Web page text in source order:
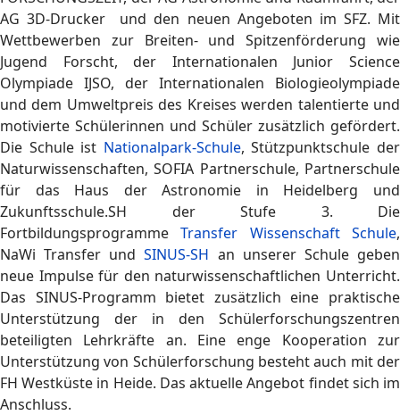
AG 3D-Drucker und den neuen Angeboten im SFZ. Mit
Wettbewerben zur Breiten- und Spitzenförderung wie
Jugend Forscht, der Internationalen Junior Science
Olympiade IJSO, der Internationalen Biologieolympiade
und dem Umweltpreis des Kreises werden talentierte und
motivierte Schülerinnen und Schüler zusätzlich gefördert.
Die Schule ist Nationalpark-Schule, Stützpunktschule der
Naturwissenschaften, SOFIA Partnerschule, Partnerschule
für das Haus der Astronomie in Heidelberg und
Zukunftsschule.SH der Stufe 3. Die
FortbildungsprogrammeTransfer Wissenschaft Schule,
NaWi Transfer undSINUS-SH an unserer Schule geben
neue Impulse für den naturwissenschaftlichen Unterricht.
Das SINUS-Programm bietet zusätzlich eine praktische
Unterstützung der in den Schülerforschungszentren
beteiligten Lehrkräfte an. Eine enge Kooperation zur
Unterstützung von Schülerforschung besteht auch mit der
FH Westküste in Heide. Das aktuelle Angebot findet sich im
Anschluss.